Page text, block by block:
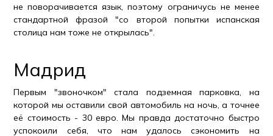
не поворачивается язык, поэтому ограничусь не менее
стандартной фразой "со второй попытки испанская
столица нам тоже не открылась".
Мадрид
Первым "звоночком" стала подземная парковка, на
которой мы оставили свой автомобиль на ночь, а точнее
её стоимость - 30 евро. Мы правда достаточно быстро
успокоили себя, что нам удалось сэкономить на